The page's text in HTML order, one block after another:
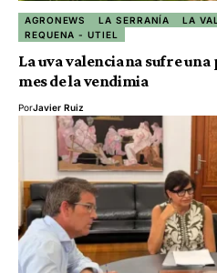
AGRONEWS LA SERRANÍA
LA
REQUENA - UTIEL
La uva valenciana sufre
mes de la vendimia
PorJavier Ruiz